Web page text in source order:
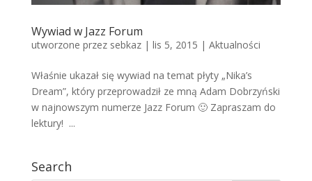
Wywiad w Jazz Forum
utworzone przez sebkaz| lis 5, 2015 | Aktualności
Właśnie ukazał się wywiad na temat płyty „Nika’s
Dream”, który przeprowadził ze mną Adam Dobrzyński
w najnowszym numerze Jazz Forum 🙂 Zapraszam do
lektury! ...
Search